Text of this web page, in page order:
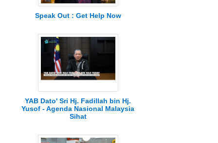
Speak Out : Get Help Now
YAB Dato' Sri Hj. Fadillah bin Hj.
Yusof - Agenda Nasional Malaysia
Sihat